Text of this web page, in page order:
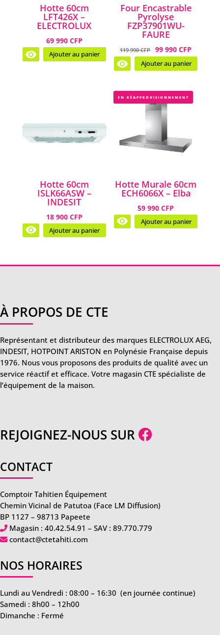
Hotte 60cm
LFT426X –
ELECTROLUX
69 990 CFP
Ajouter au panier
Four Encastrable
Pyrolyse
FZP37901WU-
FAURE
119 990 CFP 99 990 CFP
Ajouter au panier
Hotte 60cm
ISLK66ASW –
INDESIT
18 900 CFP
Ajouter au panier
EN RÉAPPROVISIONNEMENT
Hotte Murale 60cm
ECH6066X – Elba
59 990 CFP
Ajouter au panier
À PROPOS DE CTE
Représentant et distributeur des marques ELECTROLUX AEG,
INDESIT, HOTPOINT ARISTON en Polynésie Française depuis
1976. Nous vous proposons des produits de qualité avec un
service réactif et efficace. Votre magasin CTE spécialiste de
l’équipement de la maison.
REJOIGNEZ-NOUS SUR
CONTACT
Comptoir Tahitien Équipement
Chemin Vicinal de Patutoa (Face LM Diffusion)
BP 1127 – 98713 Papeete
Magasin : 40.42.54.91 – SAV : 89.770.779
contact@ctetahiti.com
NOS HORAIRES
Lundi au Vendredi : 08:00 – 16:30 (en journée continue)
Samedi : 8h00 – 12h00
Dimanche : Fermé